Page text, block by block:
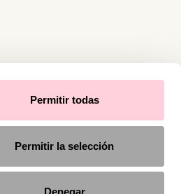
Permitir todas
Permitir la selección
Denegar